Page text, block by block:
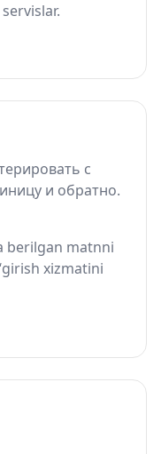
с
и обратно.
berilgan matnni
xizmatini